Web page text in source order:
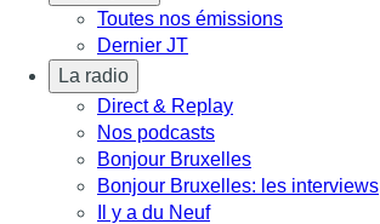
Toutes nos émissions
Dernier JT
La radio
Direct & Replay
Nos podcasts
Bonjour Bruxelles
Bonjour Bruxelles: les interviews
Il y a du Neuf